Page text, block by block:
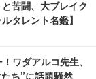
苦闘、大ブレイク
タレント名鑑】
ワダアルコ先生、
ち”に話題騒然